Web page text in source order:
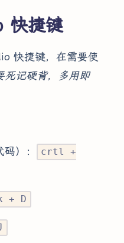
快捷键
快捷键，在需要使
死记硬背，多用即
）：
crtl +
+ D